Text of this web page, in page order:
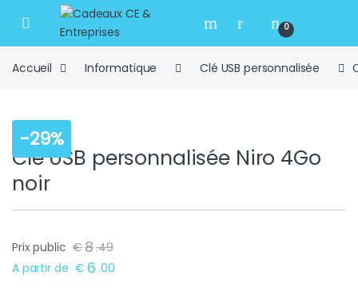
Skip to navigation
Skip to content
Open 0
Accueil Informatique Clé USB personnalisée
-29%
Clé USB personnalisée Niro 4Go
noir
Prix public €8.49
A partir de € 6 .00